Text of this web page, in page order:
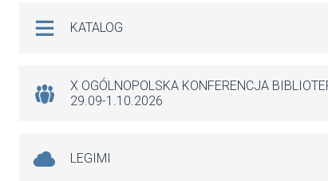
Na skróty
KATALOG
X OGÓLNOPOLSKA KONFERENCJA
29.09-1.10.2026
LEGIMI